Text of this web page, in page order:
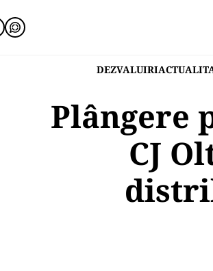
DEZVALUIRI
Plângere
CJ